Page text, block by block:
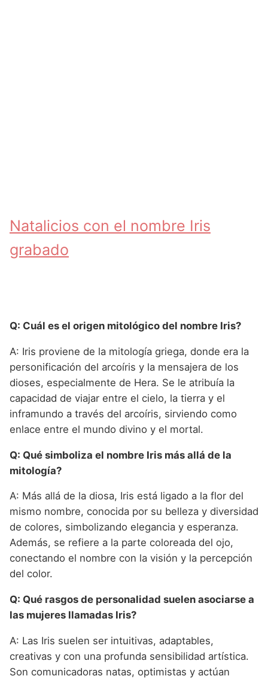
Natalicios con el nombre Iris
grabado
Q: Cuál es el origen mitológico del nombre Iris?
A: Iris proviene de la mitología griega, donde era la
personificación del arcoíris y la mensajera de los
dioses, especialmente de Hera. Se le atribuía la
capacidad de viajar entre el cielo, la tierra y el
inframundo a través del arcoíris, sirviendo como
enlace entre el mundo divino y el mortal.
Q: Qué simboliza el nombre Iris más allá de la
mitología?
A: Más allá de la diosa, Iris está ligado a la flor del
mismo nombre, conocida por su belleza y diversidad
de colores, simbolizando elegancia y esperanza.
Además, se refiere a la parte coloreada del ojo,
conectando el nombre con la visión y la percepción
del color.
Q: Qué rasgos de personalidad suelen asociarse a
las mujeres llamadas Iris?
A: Las Iris suelen ser intuitivas, adaptables,
creativas y con una profunda sensibilidad artística.
Son comunicadoras natas, optimistas y actúan